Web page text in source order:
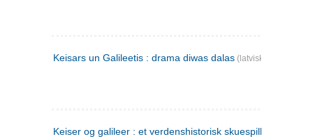
Keisars un Galileetis : drama diwas dalas (latvisk)
Keiser og galileer : et verdenshistorisk skuespill (1873)